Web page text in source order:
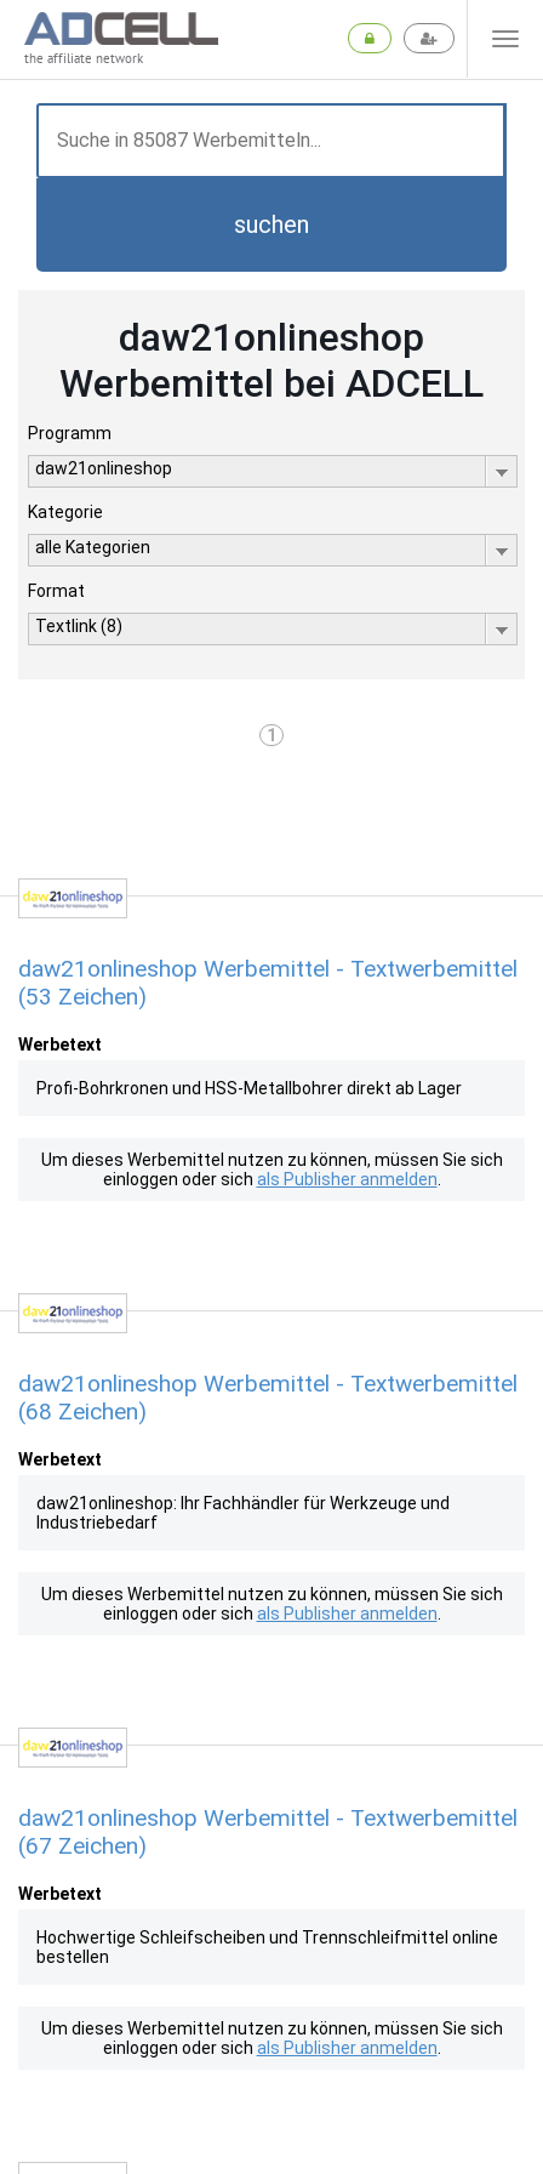
the affiliate network
suchen
daw21onlineshop
Werbemittel bei ADCELL
Programm
daw21onlineshop
Kategorie
alle Kategorien
Format
Textlink (8)
1
daw21onlineshop Werbemittel - Textwerbemittel
(53 Zeichen)
Werbetext
Profi-Bohrkronen und HSS-Metallbohrer direkt ab Lager
Um dieses Werbemittel nutzen zu können, müssen Sie sich
einloggen oder sich als Publisher anmelden
daw21onlineshop Werbemittel - Textwerbemittel
(68 Zeichen)
Werbetext
daw21onlineshop: Ihr Fachhändler für Werkzeuge und
Industriebedarf
Um dieses Werbemittel nutzen zu können, müssen Sie sich
einloggen oder sich als Publisher anmelden
daw21onlineshop Werbemittel - Textwerbemittel
(67 Zeichen)
Werbetext
Hochwertige Schleifscheiben und Trennschleifmittel online
bestellen
Um dieses Werbemittel nutzen zu können, müssen Sie sich
einloggen oder sich als Publisher anmelden